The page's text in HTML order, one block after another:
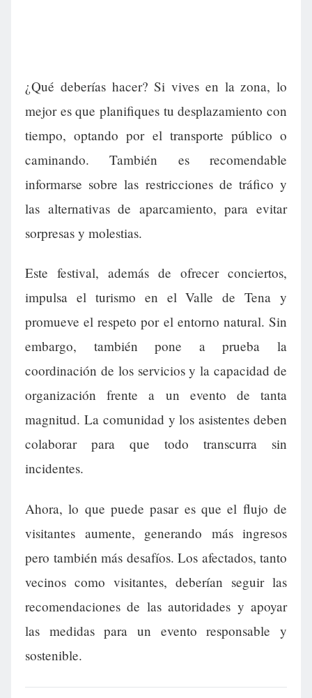
¿Qué deberías hacer? Si vives en la zona, lo
mejor es que planifiques tu desplazamiento con
tiempo, optando por el transporte público o
caminando. También es recomendable
informarse sobre las restricciones de tráfico y
las alternativas de aparcamiento, para evitar
sorpresas y molestias.
Este festival, además de ofrecer conciertos,
impulsa el turismo en el Valle de Tena y
promueve el respeto por el entorno natural. Sin
embargo, también pone a prueba la
coordinación de los servicios y la capacidad de
organización frente a un evento de tanta
magnitud. La comunidad y los asistentes deben
colaborar para que todo transcurra sin
incidentes.
Ahora, lo que puede pasar es que el flujo de
visitantes aumente, generando más ingresos
pero también más desafíos. Los afectados, tanto
vecinos como visitantes, deberían seguir las
recomendaciones de las autoridades y apoyar
las medidas para un evento responsable y
sostenible.